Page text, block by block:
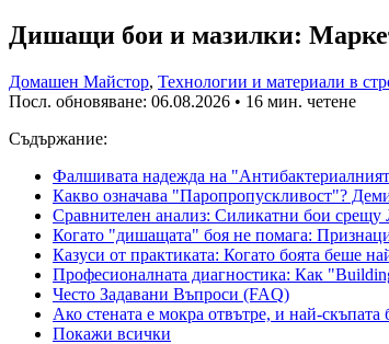
Дишащи бои и мазилки:
Домашен Майстор, Технологии и материали в
Посл. обновяване: 06.08.2026 • 16 мин. четене
Съдържание:
Фалшивата надежда на
Какво означава "Паропропускливост"?
Сравнителен анализ: Силикатни бои срещу
Когато "дишащата" боя не помага:
Казуси от практиката: Когато боята беше
Професионалната диагностика: Как
Често Задавани Въпроси (FAQ)
Ако стената е мокра отвътре, и най-
Покажи всички